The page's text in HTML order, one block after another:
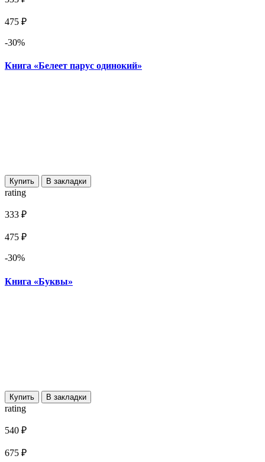
475 ₽
-30%
Книга «Белеет парус одинокий»
Купить В закладки
rating
333 ₽
475 ₽
-30%
Книга «Буквы»
Купить В закладки
rating
540 ₽
675 ₽